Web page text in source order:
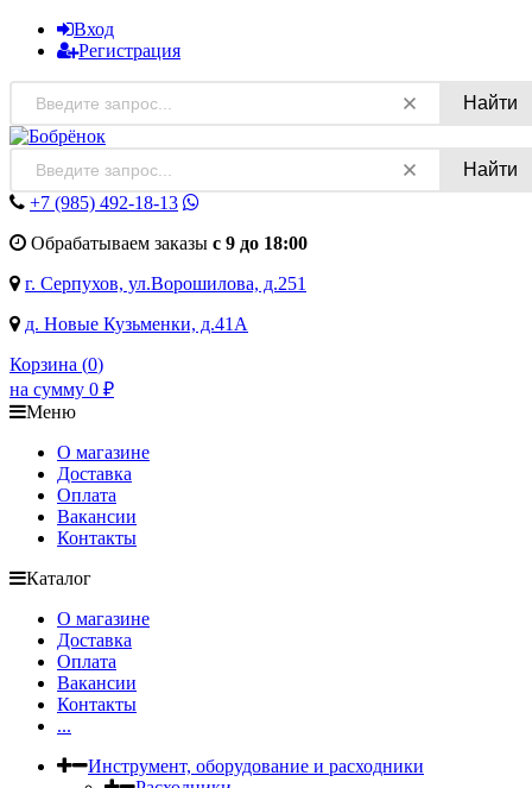
Вход
Регистрация
Найти
Найти
+7 (985) 492-18-13
Обрабатываем заказы с 9 до 18:00
г. Серпухов, ул.Ворошилова, д.251
д. Новые Кузьменки, д.41А
Корзина (0)
на сумму 0 ₽
Меню
О магазине
Доставка
Оплата
Вакансии
Контакты
Каталог
О магазине
Доставка
Оплата
Вакансии
Контакты
...
Инструмент, оборудование и расходники